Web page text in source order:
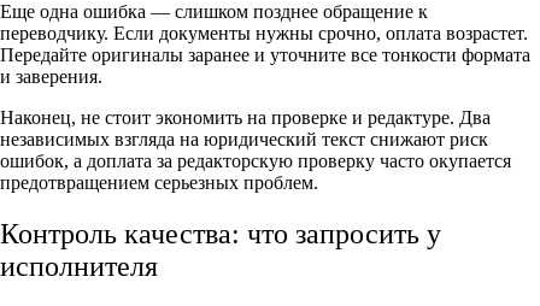
Еще одна ошибка — слишком позднее обращение к
переводчику. Если документы нужны срочно, оплата возрастет.
Передайте оригиналы заранее и уточните все тонкости формата
и заверения.
Наконец, не стоит экономить на проверке и редактуре. Два
независимых взгляда на юридический текст снижают риск
ошибок, а доплата за редакторскую проверку часто окупается
предотвращением серьезных проблем.
Контроль качества: что запросить у
исполнителя